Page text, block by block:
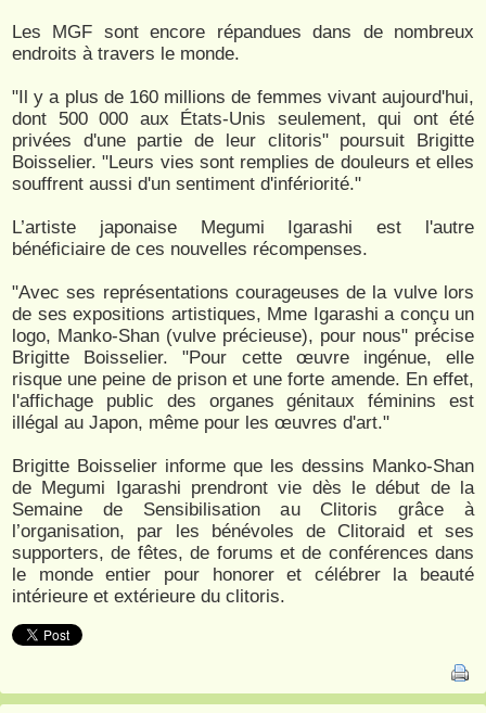
Les MGF sont encore répandues dans de nombreux
endroits à travers le monde.
"Il y a plus de 160 millions de femmes vivant aujourd'hui,
dont 500 000 aux États-Unis seulement, qui ont été
privées d'une partie de leur clitoris" poursuit Brigitte
Boisselier. "Leurs vies sont remplies de douleurs et elles
souffrent aussi d'un sentiment d'infériorité."
L’artiste japonaise Megumi Igarashi est l'autre
bénéficiaire de ces nouvelles récompenses.
"Avec ses représentations courageuses de la vulve lors
de ses expositions artistiques, Mme Igarashi a conçu un
logo, Manko-Shan (vulve précieuse), pour nous" précise
Brigitte Boisselier. "Pour cette œuvre ingénue, elle
risque une peine de prison et une forte amende. En effet,
l'affichage public des organes génitaux féminins est
illégal au Japon, même pour les œuvres d'art."
Brigitte Boisselier informe que les dessins Manko-Shan
de Megumi Igarashi prendront vie dès le début de la
Semaine de Sensibilisation au Clitoris grâce à
l’organisation, par les bénévoles de Clitoraid et ses
supporters, de fêtes, de forums et de conférences dans
le monde entier pour honorer et célébrer la beauté
intérieure et extérieure du clitoris.